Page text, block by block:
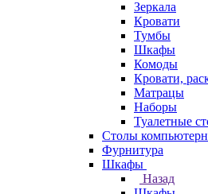
Зеркала
Кровати
Тумбы
Шкафы
Комоды
Кровати,
Матрацы
Наборы
Туалетные
Столы
Фурнитура
Шкафы
Назад